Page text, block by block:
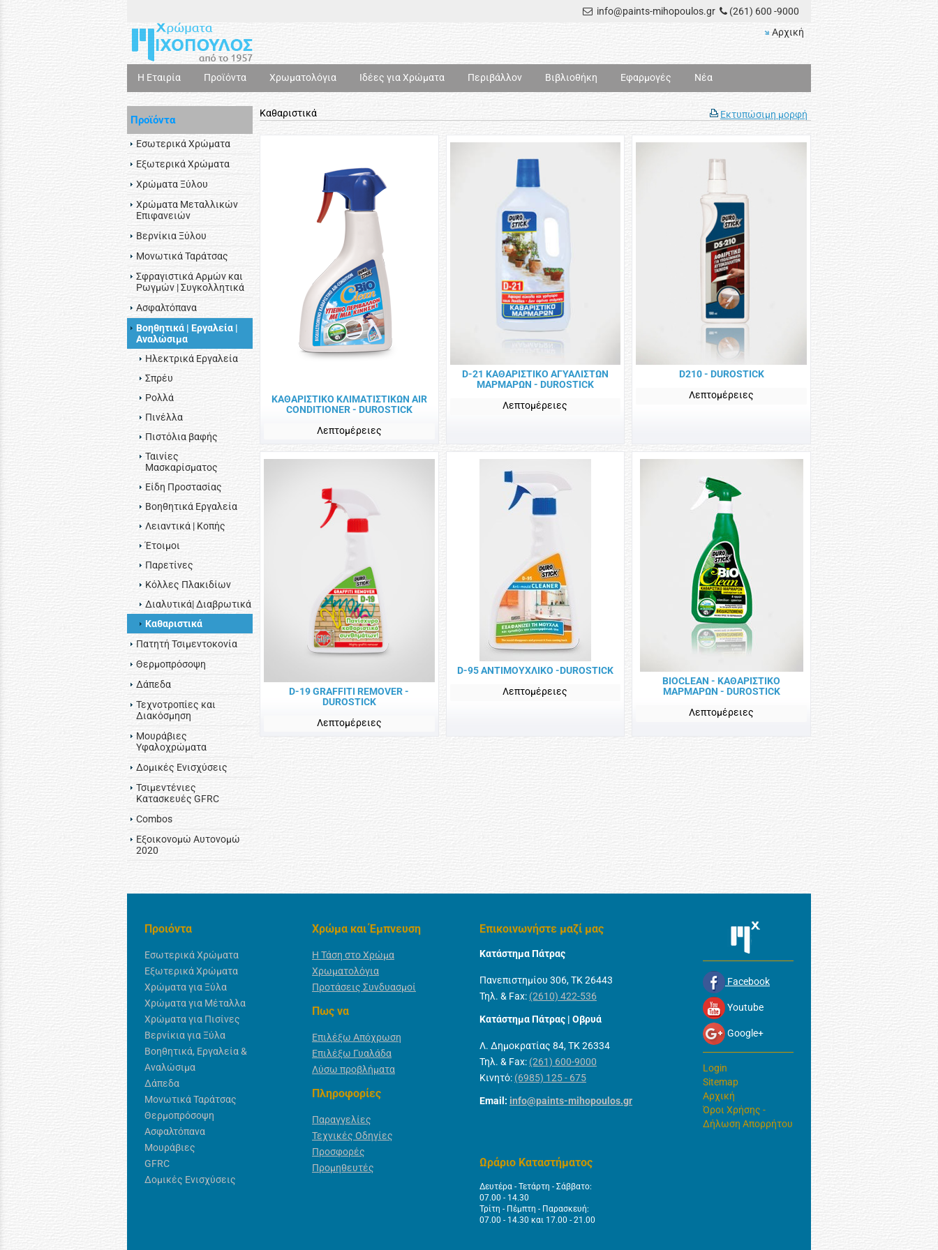
info@paints-mihopoulos.gr
(261) 600 -9000
Αρχική
Η Εταιρία Προϊόντα Χρωματολόγια Ιδέες για Χρώματα Περιβάλλον Βιβλιοθήκη Εφαρμογές Νέα
Προϊόντα
Εσωτερικά Χρώματα
Εξωτερικά Χρώματα
Χρώματα Ξύλου
Χρώματα Μεταλλικών
Επιφανειών
Βερνίκια Ξύλου
Μονωτικά Ταράτσας
Σφραγιστικά Αρμών και
Ρωγμών | Συγκολλητικά
Ασφαλτόπανα
Βοηθητικά | Εργαλεία |
Αναλώσιμα
Ηλεκτρικά Εργαλεία
Σπρέυ
Ρολλά
Πινέλλα
Πιστόλια βαφής
Ταινίες
Μασκαρίσματος
Είδη Προστασίας
Βοηθητικά Εργαλεία
Λειαντικά | Κοπής
Έτοιμοι
Παρετίνες
Κόλλες Πλακιδίων
Διαλυτικά| Διαβρωτικά
Καθαριστικά
Πατητή Τσιμεντοκονία
Θερμοπρόσοψη
Δάπεδα
Τεχνοτροπίες και
Διακόσμηση
Μουράβιες
Υφαλοχρώματα
Δομικές Ενισχύσεις
Τσιμεντένιες
Κατασκευές GFRC
Combos
Εξοικονομώ Αυτονομώ
2020
Εκτυπώσιμη μορφή
Καθαριστικά
ΚΑΘΑΡΙΣΤΙΚΟ ΚΛΙΜΑΤΙΣΤΙΚΩΝ AIR
CONDITIONER - DUROSTICK
Λεπτομέρειες
D-21 KAΘΑΡΙΣΤΙΚΟ ΑΓΥΑΛΙΣΤΩΝ
ΜΑΡΜΑΡΩΝ - DUROSTICK
Λεπτομέρειες
D210 - DUROSTICK
Λεπτομέρειες
D-19 GRAFFITI REMOVER -
DUROSTICK
Λεπτομέρειες
D-95 ΑΝΤΙΜΟΥΧΛΙΚΟ -DUROSTICK
Λεπτομέρειες
BIOCLEAN - ΚΑΘΑΡΙΣΤΙΚΟ
ΜΑΡΜΑΡΩΝ - DUROSTICK
Λεπτομέρειες
Προιόντα
Εσωτερικά Χρώματα
Εξωτερικά Χρώματα
Χρώματα για Ξύλα
Χρώματα για Μέταλλα
Χρώματα για Πισίνες
Βερνίκια για Ξύλα
Βοηθητικά, Εργαλεία &
Αναλώσιμα
Δάπεδα
Μονωτικά Ταράτσας
Θερμοπρόσοψη
Ασφαλτόπανα
Μουράβιες
GFRC
Δομικές Ενισχύσεις
Χρώμα και Έμπνευση
Η Τάση στο Χρώμα
Χρωματολόγια
Προτάσεις Συνδυασμοί
Πως να
Επιλέξω Απόχρωση
Επιλέξω Γυαλάδα
Λύσω προβλήματα
Πληροφορίες
Παραγγελίες
Τεχνικές Οδηγίες
Προσφορές
Προμηθευτές
Επικοινωνήστε μαζί μας
Κατάστημα Πάτρας
Πανεπιστημίου 306, ΤΚ 26443
Τηλ. & Fax: (2610) 422-536
Κατάστημα Πάτρας | Οβρυά
Λ. Δημοκρατίας 84, ΤΚ 26334
Τηλ. & Fax: (261) 600-9000
Κινητό: (6985) 125 - 675
Email: info@paints-mihopoulos.gr
Ωράριο Καταστήματος
Δευτέρα - Τετάρτη - Σάββατο:
07.00 - 14.30
Τρίτη - Πέμπτη - Παρασκευή:
07.00 - 14.30 και 17.00 - 21.00
Facebook
Youtube
Google+
Login
Sitemap
Αρχική
Όροι Χρήσης -
Δήλωση Απορρήτου